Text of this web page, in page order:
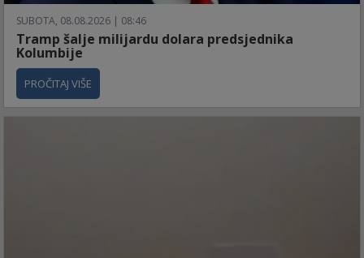
SUBOTA, 08.08.2026 | 08:46
Tramp šalje milijardu dolara predsjednika
Kolumbije
PROČITAJ VIŠE